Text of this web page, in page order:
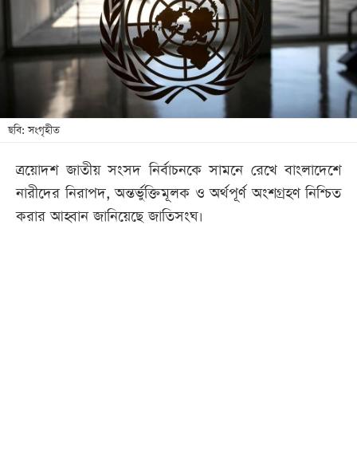
খেলা
বিনোদন
স্টাইল
শিক্ষা
সব
বিভাগ
ছবি: সংগৃহীত
ত্রয়োদশ জাতীয় সংসদ নির্বাচনকে সামনে রেখে বাংলাদেশে
নারীদের নিরাপদ, অন্তর্ভুক্তিমূলক ও অর্থপূর্ণ অংশগ্রহণ নিশ্চিত
করার আহ্বান জানিয়েছে জাতিসংঘ।